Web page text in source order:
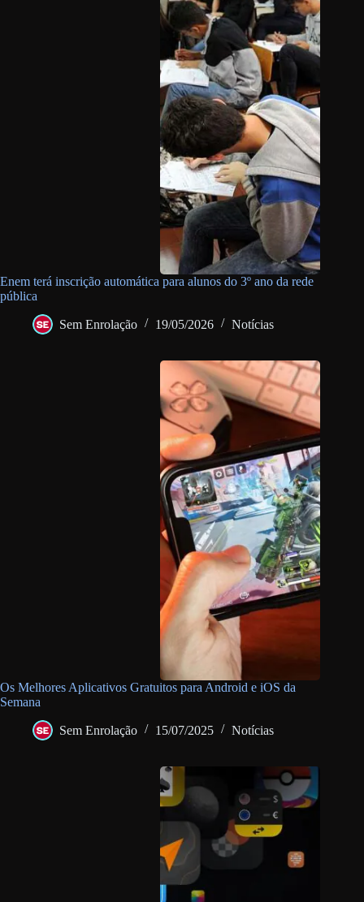
Enem terá inscrição automática para alunos do 3º ano da rede
pública
Sem Enrolação 19/05/2026 Notícias
Os Melhores Aplicativos Gratuitos para Android e iOS da
Semana
Sem Enrolação 15/07/2025 Notícias